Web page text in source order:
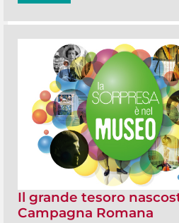
Il grande tesoro
Campagna Romana